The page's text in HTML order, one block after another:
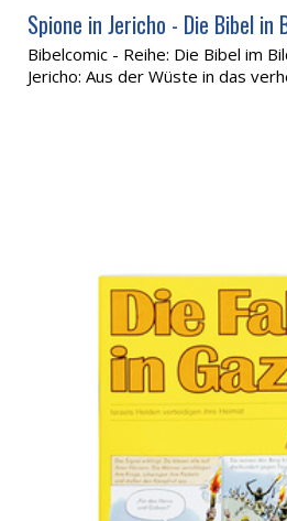
Spione in Jericho - Die Bibel in
Bibelcomic - Reihe: Die Bibel im
Jericho: Aus der Wüste in das